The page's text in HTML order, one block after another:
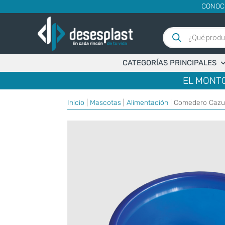
Búsqueda
de
productos
CATEGORÍAS PRINCIPALES
EL
Inicio Mascotas |Alimentación | Comedero